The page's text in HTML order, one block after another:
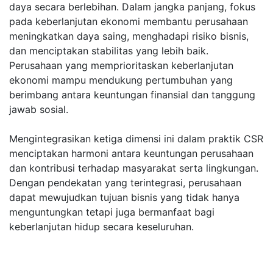
daya secara berlebihan. Dalam jangka panjang, fokus
pada keberlanjutan ekonomi membantu perusahaan
meningkatkan daya saing, menghadapi risiko bisnis,
dan menciptakan stabilitas yang lebih baik.
Perusahaan yang memprioritaskan keberlanjutan
ekonomi mampu mendukung pertumbuhan yang
berimbang antara keuntungan finansial dan tanggung
jawab sosial.
Mengintegrasikan ketiga dimensi ini dalam praktik CSR
menciptakan harmoni antara keuntungan perusahaan
dan kontribusi terhadap masyarakat serta lingkungan.
Dengan pendekatan yang terintegrasi, perusahaan
dapat mewujudkan tujuan bisnis yang tidak hanya
menguntungkan tetapi juga bermanfaat bagi
keberlanjutan hidup secara keseluruhan.